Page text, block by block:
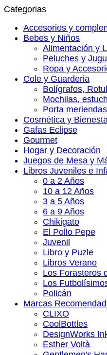
Categorias
Accesorios y
Bebes y Niños
Alimentación y
Peluches y
Ropa y
Cole y Guarderia
Bolígrafos,
Mochilas,
Porta
Cosmética y
Gafas Eclipse
Gourmet
Hogar y Decoración
Juegos de Mesa y
Libros Juveniles e
0 a 2 Años
10 a 12 Años
3 a 5 Años
6 a 9 Años
Chikigato
El Pollo Pepe
Juvenil
Libro y Puzle
Libros Verano
Los Forasteros
Los
Policán
Marcas
CLIXO
CoolBottles
DesignWorks
Esther Voltà